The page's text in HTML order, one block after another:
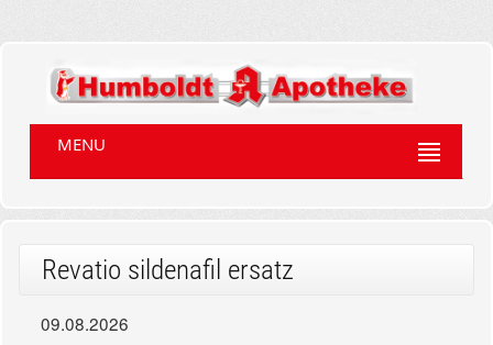
MENU
Revatio sildenafil ersatz
09.08.2026